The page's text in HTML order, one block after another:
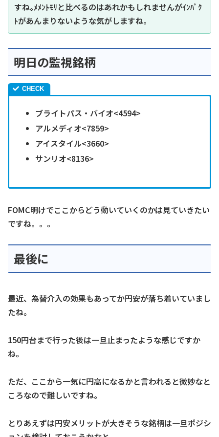
すね｡ﾒﾒﾝﾄﾓﾘと比べるのはあれかもしれませんがｲﾝﾊﾟｸ
ﾄがあんまりないような気がしますね｡
明日の監視銘柄
ブライトパス・バイオ<4594>
アルメディオ<7859>
アイスタイル<3660>
サンリオ<8136>
FOMC明けでここからどう動いていくのかは見ていきたい
ですね。。。
最後に
最近、為替介入の効果もあってか円安が落ち着いていまし
たね。
150円台まで行った後は一旦止まったような感じですか
ね。
ただ、ここから一気に円高になるかと言われると微妙なと
ころなので難しいですね。
とりあえずは円安メリットが大きそうな銘柄は一旦ポジシ